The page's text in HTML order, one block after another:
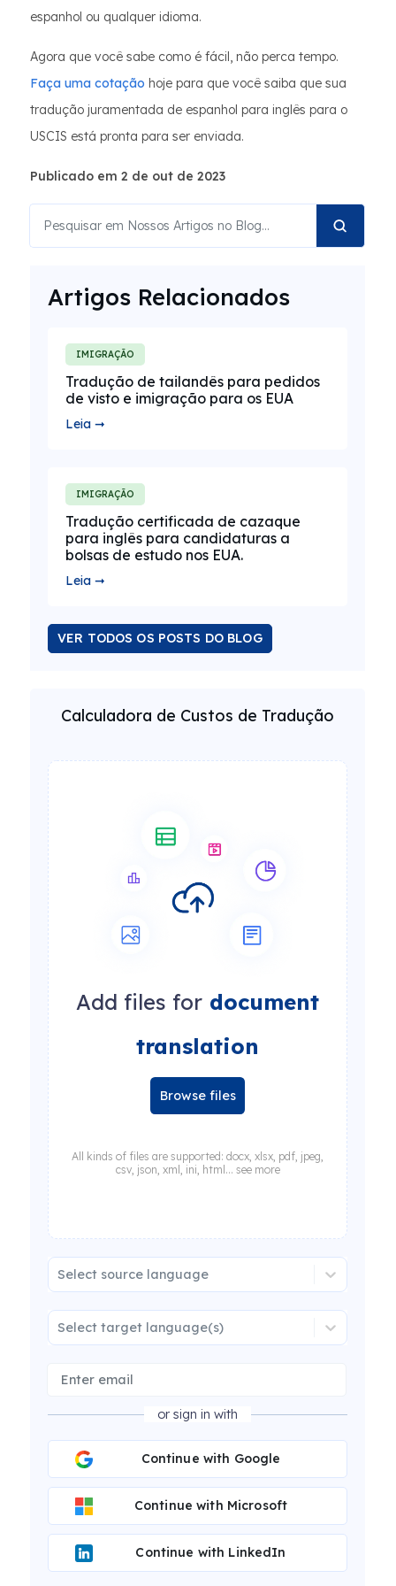
espanhol ou qualquer idioma.
Agora que você sabe como é fácil, não perca tempo.
Faça uma cotação hoje para que você saiba que sua
tradução juramentada de espanhol para inglês para o
USCIS está pronta para ser enviada.
Publicado em 2 de out de 2023
Artigos Relacionados
IMIGRAÇÃO
Tradução de tailandês para pedidos
de visto e imigração para os EUA
Leia ➞
IMIGRAÇÃO
Tradução certificada de cazaque
para inglês para candidaturas a
bolsas de estudo nos EUA.
Leia ➞
VER TODOS OS POSTS DO BLOG
Calculadora de Custos de Tradução
Add files for document
translation
Browse files
All kinds of files are supported: docx, xlsx, pdf, jpeg,
csv, json, xml, ini, html... see more
Select source language
Select target language(s)
or sign in with
Continue with Google
Continue with Microsoft
Continue with LinkedIn